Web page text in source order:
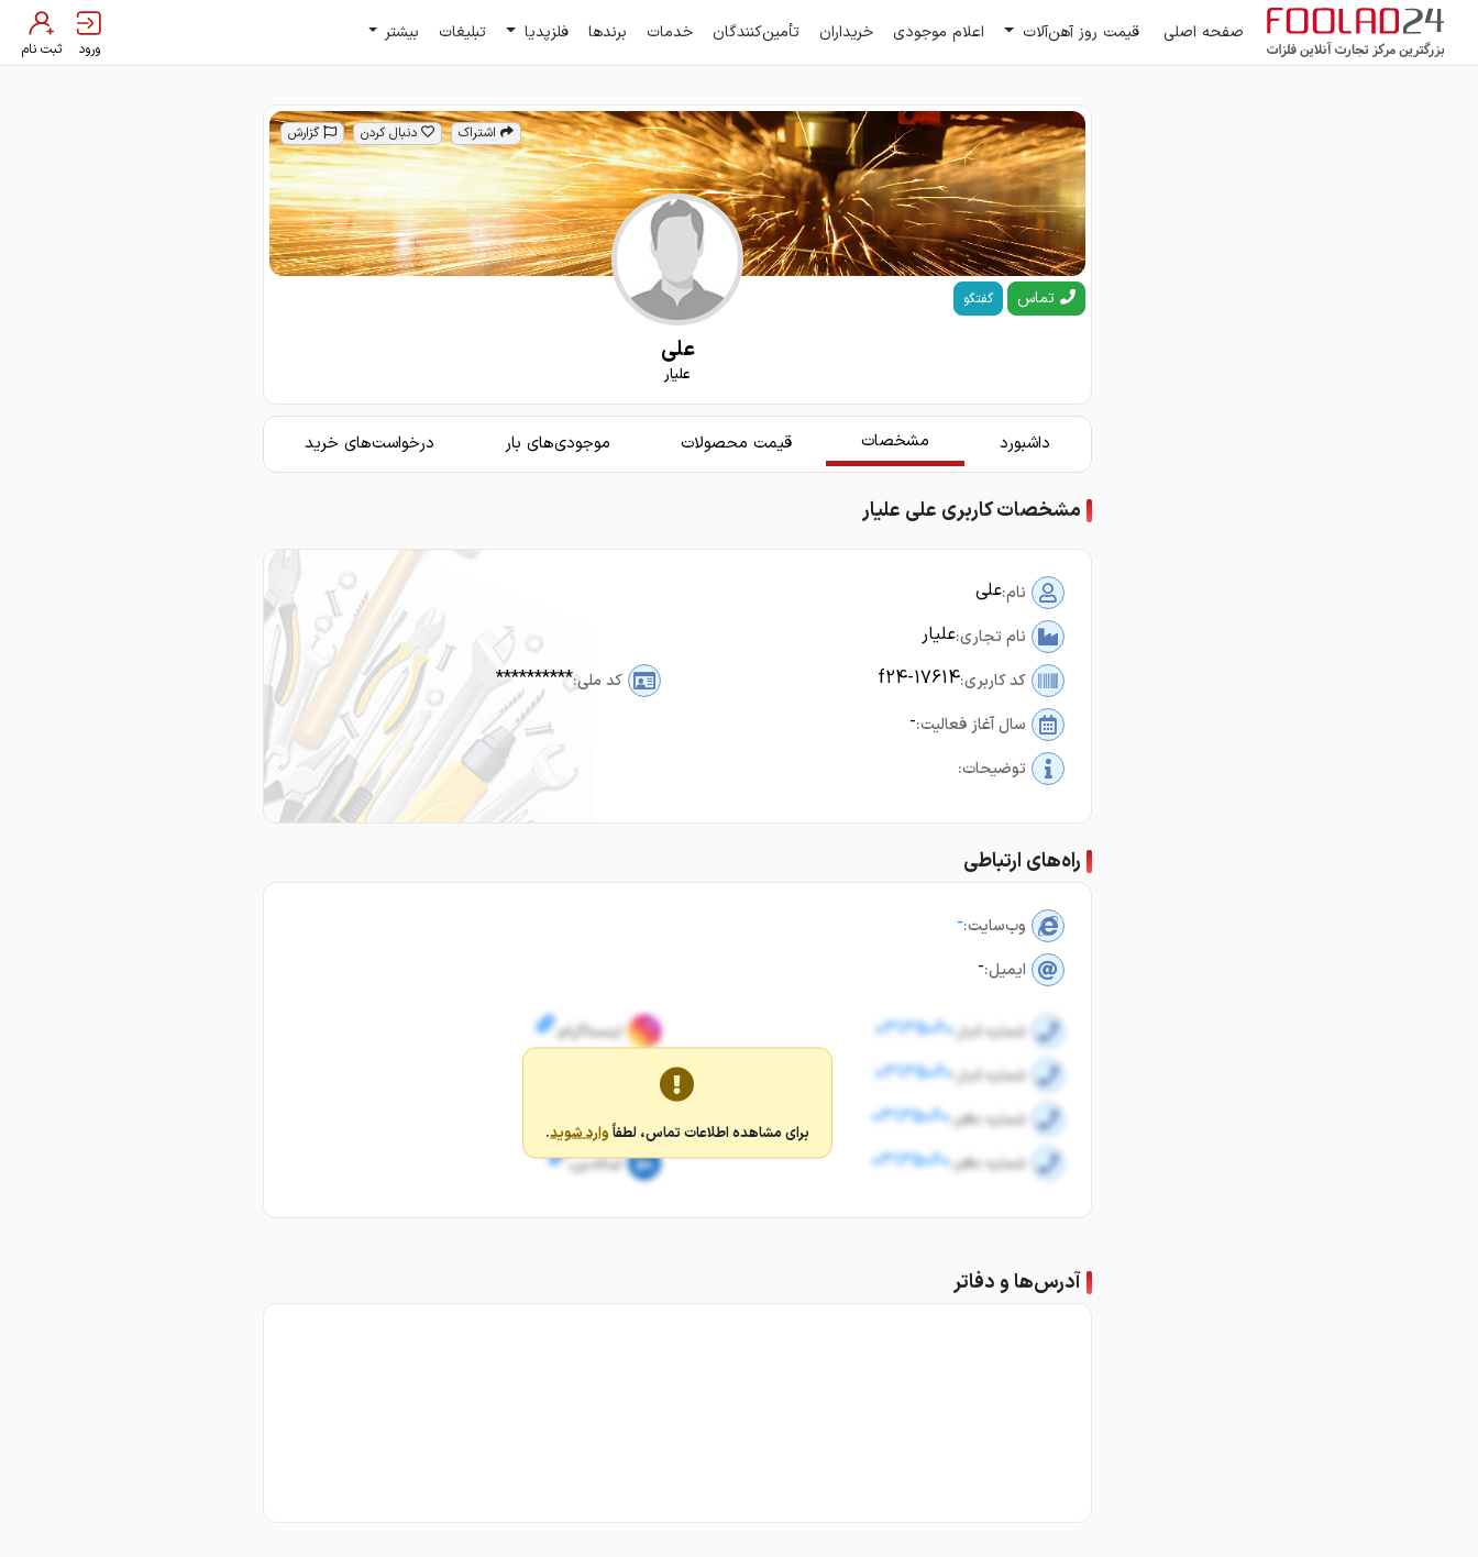
صفحه اصلی قیمت روز آهن‌آلات اعلام موجودی خریداران تأمین‌کنندگان خدمات برندها فلزپدیا تبلیغات بیشتر
ورود ثبت نام
اشتراک دنبال کردن گزارش
تماس گفتگو
علی
علیار
داشبورد مشخصات قیمت محصولات موجودی‌های بار درخواست‌های خرید
مشخصات کاربری علی علیار
نام:علی
نام تجاری:علیار
کد کاربری:f24-17614 کد ملی:**********
سال آغاز فعالیت:-
توضیحات:
راه‌های ارتباطی
وب‌سایت:-
ایمیل:-
برای مشاهده اطلاعات تماس، لطفاً وارد شوید.
شماره انبار:03135060
شماره انبار:03135060
شماره دفتر:03135060
شماره دفتر:03135060
اینستاگرام:
تلگرام:
لینکدین:
آدرس‌ها و دفاتر